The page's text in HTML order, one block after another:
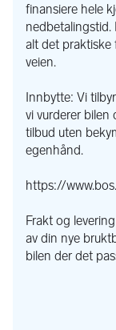
finansiere hele
nedbetalingstid.
alt det praktiske
veien.
Innbytte: Vi
vi vurderer
tilbud uten
egenhånd.
https://
Frakt og
av din nye
bilen der det